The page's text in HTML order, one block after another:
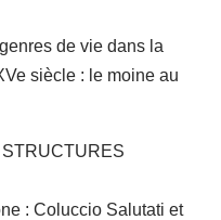
de vie dans la
siècle : le moine au
: Coluccio Salutati et